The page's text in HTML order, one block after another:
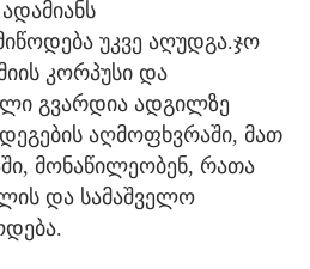
უკვე აღუდგა.ჯო
კორპუსი და
გვარდია ადგილზე
აღმოფხვრაში, მათ
მონაწილეობენ, რათა
და სამაშველო